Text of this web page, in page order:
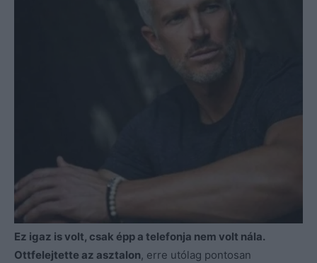
Ez igaz is volt, csak épp a telefonja nem volt nála.
Ottfelejtette az asztalon, erre utólag pontosan